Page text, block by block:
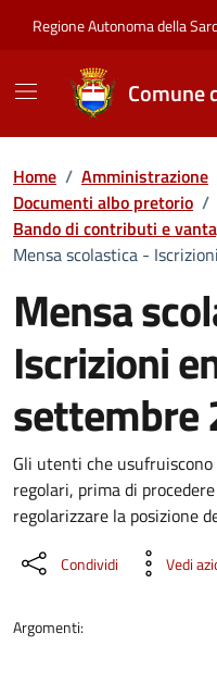
Regione Autonoma della
Comune
Home / Amministrazione
Documenti albo pretorio /
Bando di contributi e
Mensa scolastica -
Mensa
Iscrizioni
settembre
Dettaglio del documento
Gli utenti che
regolari, prima di
regolarizzare la posizione
Condividi Vedi
Argomenti: